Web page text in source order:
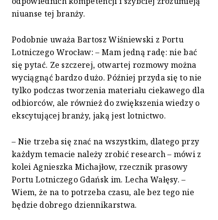
niuanse tej branży.
Podobnie uważa Bartosz Wiśniewski z Portu
Lotniczego Wrocław: – Mam jedną radę: nie bać
się pytać. Ze szczerej, otwartej rozmowy można
wyciągnąć bardzo dużo. Później przyda się to nie
tylko podczas tworzenia materiału ciekawego dla
odbiorców, ale również do zwiększenia wiedzy o
ekscytującej branży, jaką jest lotnictwo.
– Nie trzeba się znać na wszystkim, dlatego przy
każdym temacie należy zrobić research – mówi z
kolei Agnieszka Michajłow, rzecznik prasowy
Portu Lotniczego Gdańsk im. Lecha Wałęsy. –
Wiem, że na to potrzeba czasu, ale bez tego nie
będzie dobrego dziennikarstwa.